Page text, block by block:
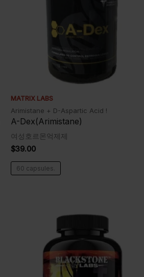
MATRIX LABS
Arimistane + D-Aspartic Acid !
A-Dex(Arimistane)
여성호르몬억제제
$39.00
60 capsules.